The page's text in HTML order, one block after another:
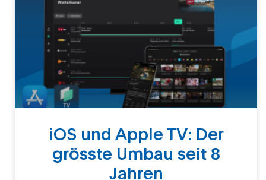
iOS und Apple TV: Der
grösste Umbau seit 8
Jahren